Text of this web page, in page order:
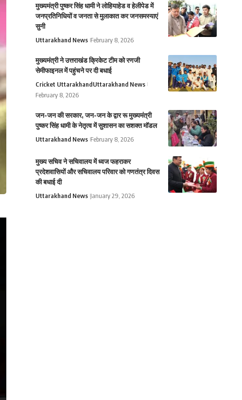
मुख्यमंत्री पुष्कर सिंह धामी ने लोहियाहेड व हेलीपेड में
जनप्रतिनिधियों व जनता से मुलाकात कर जनसमस्याएं
सुनी
Uttarakhand News February 8, 2026
मुख्यमंत्री ने उत्तराखंड क्रिकेट टीम को रणजी
सेमीफाइनल में पहुंचने पर दी बधाई
Cricket UttarakhandUttarakhand News
February 8, 2026
जन-जन की सरकार, जन-जन के द्वार रू मुख्यमंत्री
पुष्कर सिंह धामी के नेतृत्व में सुशासन का सशक्त मॉडल
Uttarakhand News February 8, 2026
मुख्य सचिव ने सचिवालय में ध्वज फहराकर
प्रदेशवासियों और सचिवालय परिवार को गणतंत्र दिवस
की बधाई दी
Uttarakhand News January 29, 2026